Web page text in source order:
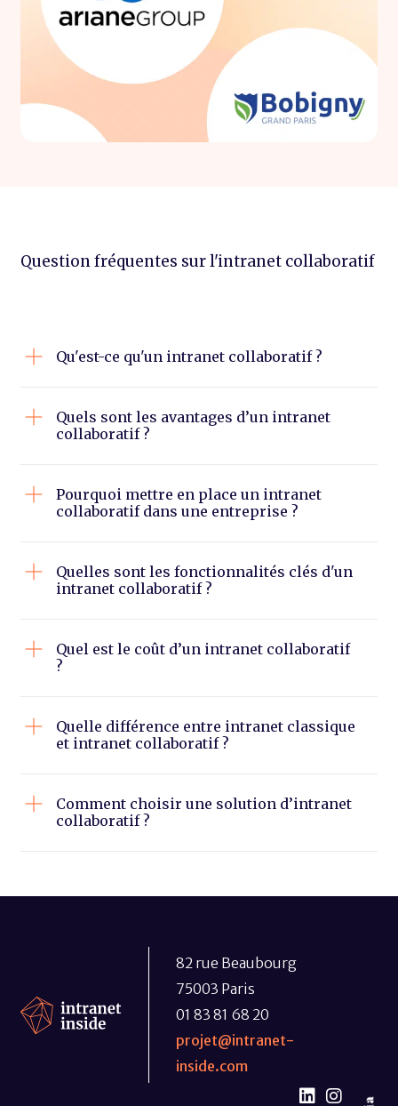
Question fréquentes sur l'intranet collaboratif
Qu'est-ce qu'un intranet collaboratif ?
Quels sont les avantages d’un intranet
collaboratif ?
Pourquoi mettre en place un intranet
collaboratif dans une entreprise ?
Quelles sont les fonctionnalités clés d'un
intranet collaboratif ?
Quel est le coût d’un intranet collaboratif
?
Quelle différence entre intranet classique
et intranet collaboratif ?
Comment choisir une solution d’intranet
collaboratif ?
82 rue Beaubourg
75003 Paris
01 83 81 68 20
projet@intranet-
inside.com